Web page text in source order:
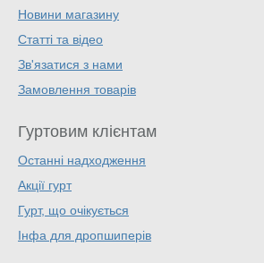
Новини магазину
Статті та відео
Зв'язатися з нами
Замовлення товарів
Гуртовим клієнтам
Останні надходження
Акції гурт
Гурт, що очікується
Інфа для дропшиперів